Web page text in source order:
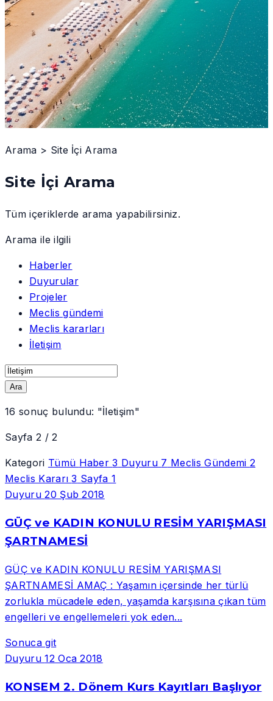
Arama > Site İçi Arama
Site İçi Arama
Tüm içeriklerde arama yapabilirsiniz.
Arama ile ilgili
Haberler
Duyurular
Projeler
Meclis gündemi
Meclis kararları
İletişim
Ara
16 sonuç bulundu: "İletişim"
Sayfa 2 / 2
Kategori Tümü Haber3 Duyuru 7 Meclis Gündemi 2
Meclis Kararı3 Sayfa1
Duyuru20 Şub 2018
GÜÇ ve KADIN KONULU RESİM YARIŞMASI
ŞARTNAMESİ
GÜÇ ve KADIN KONULU RESİM YARIŞMASI
ŞARTNAMESİ AMAÇ : Yaşamın içersinde her türlü
zorlukla mücadele eden, yaşamda karşısına çıkan tüm
engelleri ve engellemeleri yok eden...
Sonuca git
Duyuru12 Oca 2018
KONSEM 2. Dönem Kurs Kayıtları Başlıyor